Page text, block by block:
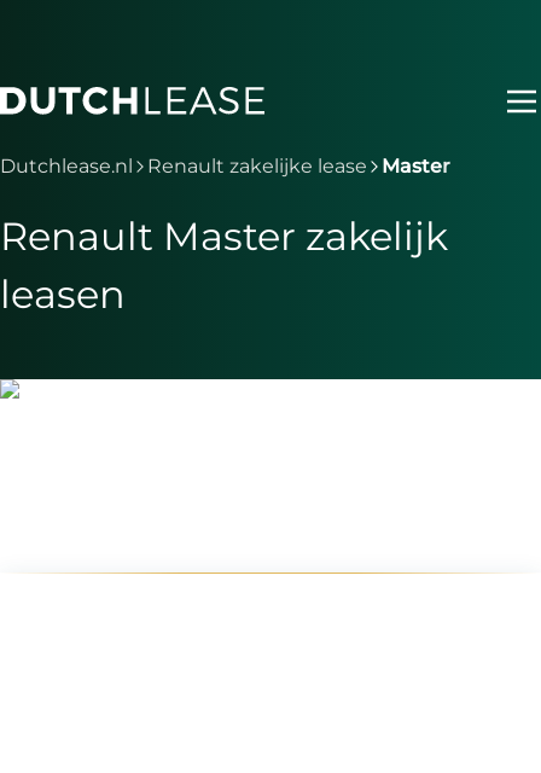
Je bent nu voorbij het hoofdmenu
Dutchlease.nl Renault zakelijke lease Master
Renault Master zakelijk
leasen